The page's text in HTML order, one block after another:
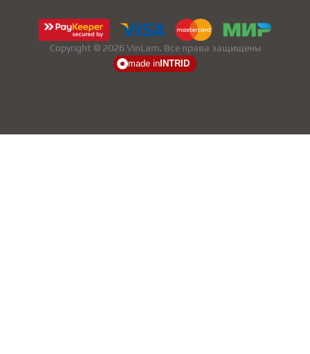
Copyright © 2026 VinLam. Все права защищены
made in INTRID